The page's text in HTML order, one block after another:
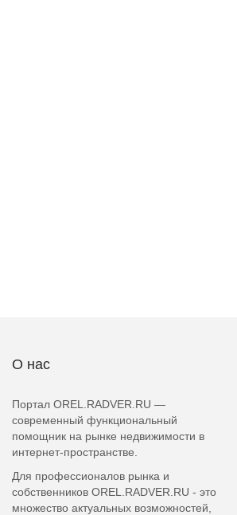
О нас
Портал OREL.RADVER.RU —
современный функциональный
помощник на рынке недвижимости в
интернет-пространстве.
Для профессионалов рынка и
собственников OREL.RADVER.RU - это
множество актуальных возможностей,